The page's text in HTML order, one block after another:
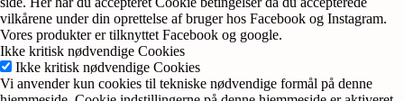
vilkårene under din oprettelse af bruger hos Facebook og Instagram.
Vores produkter er tilknyttet Facebook og google.
Ikke kritisk nødvendige Cookies
Ikke kritisk nødvendige Cookies
Vi anvender kun cookies til tekniske nødvendige formål på denne